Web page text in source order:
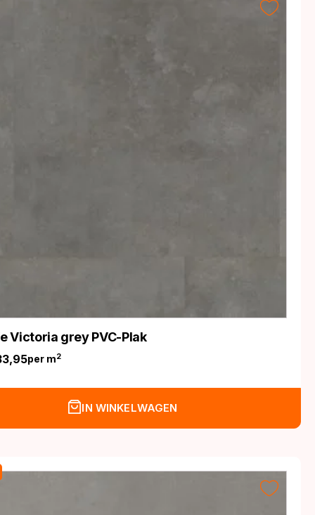
Victoria grey PVC-Plak
per m2
IN WINKELWAGEN